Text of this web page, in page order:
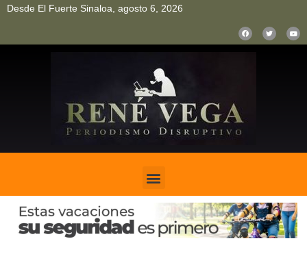
Desde El Fuerte Sinaloa, agosto 6, 2026